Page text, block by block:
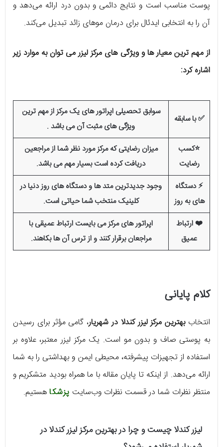
پوست مناسب است و نتایج دائمی و بدون درد ارائه می‌دهد و
آن را به انتخابی ایدئال برای درمان موهای زائد تبدیل می‌کند.
از مهم ترین معیار ها و ویژگی های مرکز لیزر می توان به موارد زیر
اشاره کرد:
✅ با سابقه
سوابق تحصیلی اپراتور های یک مرکز از مهم ترین
ویژگی های مثبت آن می باشد .
⭐کسب
رضایت
میزان رضایتی که مرکز مورد نظر شما از مراجعین
دریافت کرده است بسیار مهم می باشد.
⚡️ دستگاه
های به روز
وجود جدیدترین متد ها و دستگاه های روز دنیا در
کلینیک منتخب شما حیاتی است.
❤️ ارتباط
عمیق
اپراتور های مرکز می بایست ارتباط عمیقی با
مراجعان برقرار کنند و از ترس آن ها بکاهند.
کلام پایانی
انتخاببهترین مرکز لیزر کندلا در شهریار، گامی مؤثر برای رسیدن
به پوستی صاف و بدون مو است. یک مرکز لیزر معتبر، علاوه بر
استفاده از تجهیزات پیشرفته، محیطی ایمن و بهداشتی را به شما
ارائه می‌دهد. از اینکه تا پایان مقاله با ما همراه بودید متشکریم و
منتظر نظرات شما در قسمت نظرات وب‌سایت پزشکاهستیم.
لیزر کندلا چیست و چرا در بهترین مرکز لیزر کندلا در